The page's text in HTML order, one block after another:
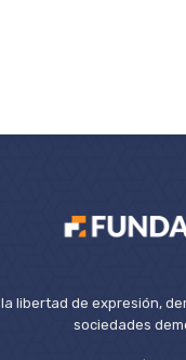
libertad de expresión,
sociedades